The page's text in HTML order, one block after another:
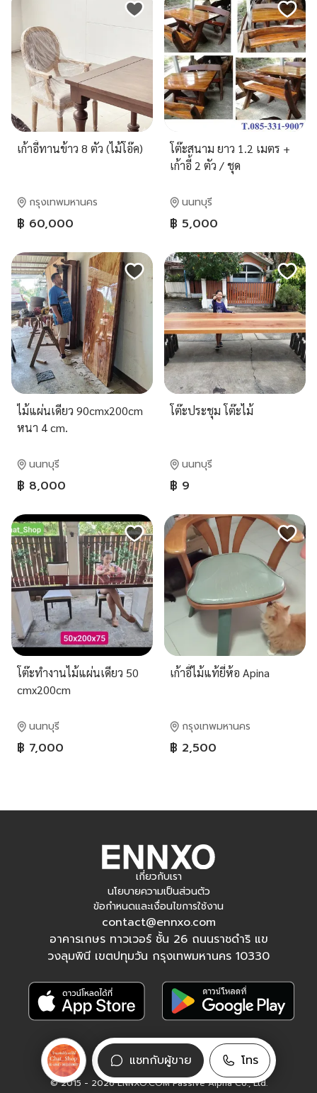
เก้าอี้ทานข้าว 8 ตัว (ไม้โอ๊ค)
กรุงเทพมหานคร
฿ 60,000
โต๊ะสนาม ยาว 1.2 เมตร +
เก้าอี้ 2 ตัว / ชุด
นนทบุรี
฿ 5,000
ไม้แผ่นเดียว 90cmx200cm
หนา 4 cm.
นนทบุรี
฿ 8,000
โต๊ะประชุม โต๊ะไม้
นนทบุรี
฿ 9
โต๊ะทำงานไม้แผ่นเดียว 50
cmx200cm
นนทบุรี
฿ 7,000
เก้าอี้ไม้แท้ยี่ห้อ Apina
กรุงเทพมหานคร
฿ 2,500
แชทกับผู้ขาย โทร
เกี่ยวกับเรา
นโยบายความเป็นส่วนตัว
ข้อกำหนดและเงื่อนไขการใช้งาน
contact@ennxo.com
อาคารเกษร ทาวเวอร์ ชั้น 26 ถนนราชดำริ แข
วงลุมพินี เขตปทุมวัน กรุงเทพมหานคร 10330
ติดตามเรา
Facebook
Instagram
Tiktok
YouTube
© 2015 - 2026 ENNXO.COM Passive Alpha Co., Ltd.